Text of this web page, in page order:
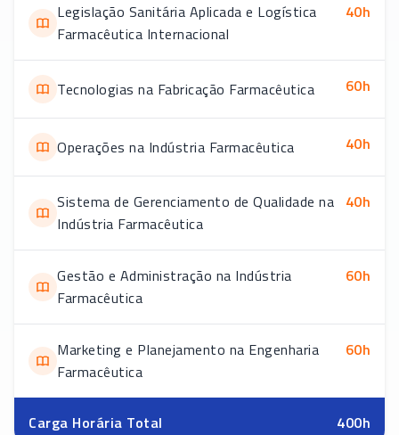
Legislação Sanitária Aplicada e Logística
Farmacêutica Internacional
40h
Tecnologias na Fabricação Farmacêutica 60h
Operações na Indústria Farmacêutica 40h
Sistema de Gerenciamento de Qualidade na
Indústria Farmacêutica
40h
Gestão e Administração na Indústria
Farmacêutica
60h
Marketing e Planejamento na Engenharia
Farmacêutica
60h
Carga Horária Total 400h